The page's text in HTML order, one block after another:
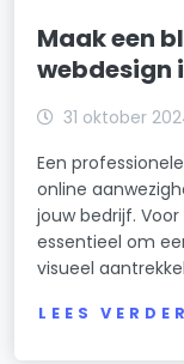
Maak een
webdesign
31 oktober
Een
online
jouw bedrijf.
essentieel om
visueel
LEES VERDER